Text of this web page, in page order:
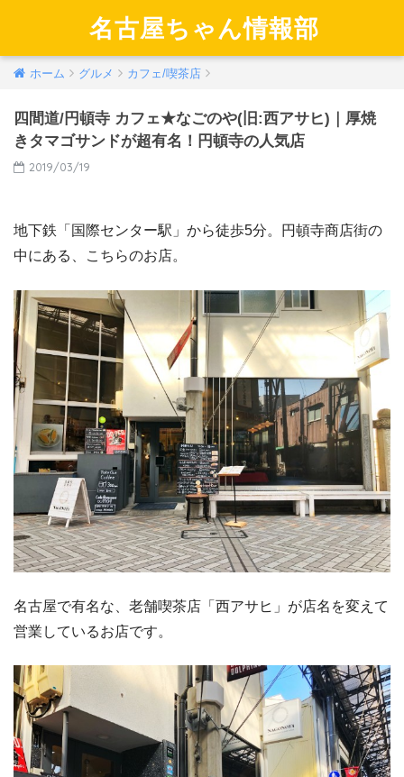
名古屋ちゃん情報部
ホーム グルメ カフェ/喫茶店
四間道/円頓寺 カフェ★なごのや(旧:西アサヒ)｜厚焼
きタマゴサンドが超有名！円頓寺の人気店
2019/03/19
地下鉄「国際センター駅」から徒歩5分。円頓寺商店街の
中にある、こちらのお店。
名古屋で有名な、老舗喫茶店「西アサヒ」が店名を変えて
営業しているお店です。